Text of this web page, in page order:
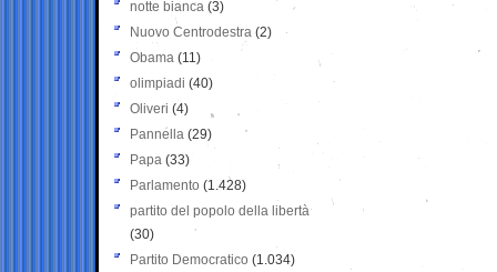
notte bianca (3)
Nuovo Centrodestra (2)
Obama (11)
olimpiadi (40)
Oliveri (4)
Pannella (29)
Papa (33)
Parlamento (1.428)
partito del popolo della libertà
(30)
Partito Democratico (1.034)